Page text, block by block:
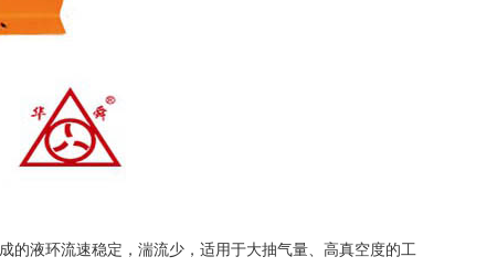
的液环流速稳定，湍流少，适用于大抽气量、高真空度的工